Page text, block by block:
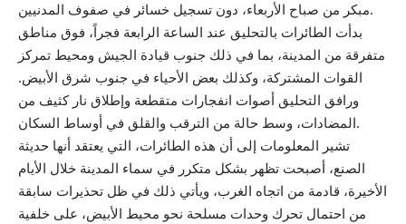
مبكر من صباح الأربعاء، دون تسجيل خسائر في صفوف المدنيين.
بدأت الطائرات بالتحليق عند الساعة الرابعة فجراً، فوق مناطق
متفرقة من المدينة، بما في ذلك جنوب قيادة الجيش ومحيط تمركز
القوات المشتركة، وكذلك بعض الأحياء في جنوب شرق الأبيض.
ورافق التحليق أصوات انفجارات متقطعة وإطلاق نار كثيف من
المضادات، وسط حالة من الترقب والقلق في أوساط السكان.
تشير المعلومات إلى أن هذه الطائرات، التي يعتقد أنها حديثة
الصنع، أصبحت تظهر بشكل متكرر في سماء المدينة خلال الأيام
الأخيرة، قادمة من اتجاه الغرب، ويأتي ذلك في ظل تحذيرات سابقة
من احتمال تحرك وحدات مسلحة نحو محيط الأبيض، على خلفية